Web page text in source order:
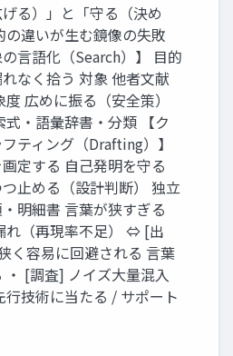
げる）」と「守る（決め
の違いが生む鏡像の失敗
の言語化（Search）】 目的
なく拾う 対象 他者文献
広めに振る（安全策）
式・語彙辞書・分類 【ク
ティング（Drafting）】
定する 自己発明を守る
止める（設計判断） 独立
明細書 言葉が狭すぎる
れ（再現率不足） ⇔ [出
く容易に回避される 言葉
・ [調査] ノイズ大量混入
技術に当たる / サポート